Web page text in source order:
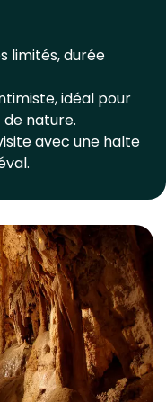
limités, durée
idéal pour
de nature.
avec une halte